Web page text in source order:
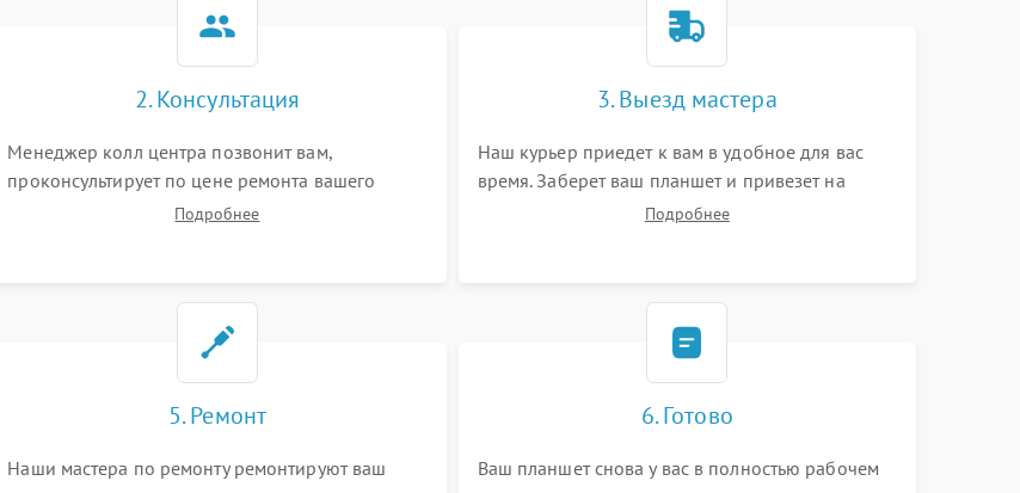
2. Консультация
Менеджер колл центра позвонит вам,
проконсультирует по цене ремонта вашего
планшета а также ответит на все ваши вопросы.
Подробнее
3. Выезд мастера
Наш курьер приедет к вам в удобное для вас
время. Заберет ваш планшет и привезет на
склад для диагностики.Подробнее
5. Ремонт
Наши мастера по ремонту ремонтируют ваш
6. Готово
Ваш планшет снова у вас в полностью рабочем